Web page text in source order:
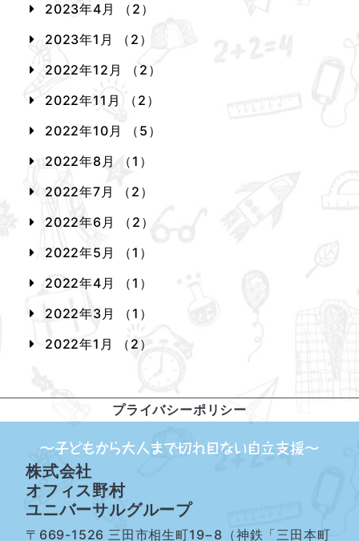
2023年4月 （2）
2023年1月 （2）
2022年12月 （2）
2022年11月 （2）
2022年10月 （5）
2022年8月 （1）
2022年7月 （2）
2022年6月 （2）
2022年5月 （1）
2022年4月 （1）
2022年3月 （1）
2022年1月 （2）
プライバシーポリシー
株式会社
オフィス野村
ユニバーサルグループ
〒669-1526 三田市相生町19−8（神鉄「三田本町